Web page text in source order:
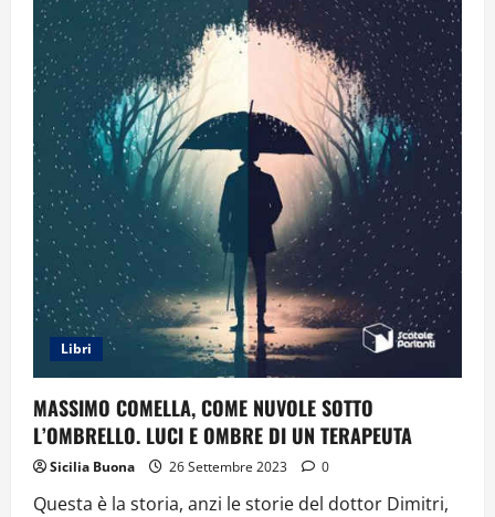
Libri
MASSIMO COMELLA, COME NUVOLE SOTTO
L’OMBRELLO. LUCI E OMBRE DI UN TERAPEUTA
Sicilia Buona 26 Settembre 2023 0
Questa è la storia, anzi le storie del dottor Dimitri,